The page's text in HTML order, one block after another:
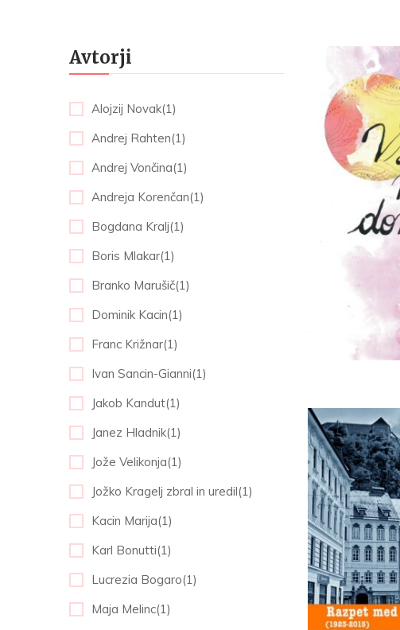
Avtorji
Alojzij Novak(1)
Andrej Rahten(1)
Andrej Vončina(1)
Andreja Korenčan(1)
Bogdana Kralj(1)
Boris Mlakar(1)
Branko Marušič(1)
Dominik Kacin(1)
Franc Križnar(1)
Ivan Sancin-Gianni(1)
Jakob Kandut(1)
Janez Hladnik(1)
Jože Velikonja(1)
Jožko Kragelj zbral in uredil(1)
Kacin Marija(1)
Karl Bonutti(1)
Lucrezia Bogaro(1)
Maja Melinc(1)